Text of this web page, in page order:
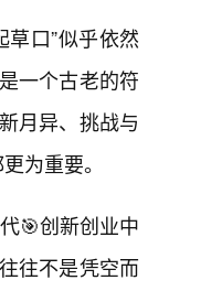
草口”似乎依然
一个古老的符
月异、挑战与
为重要。
🎯创新创业中
往不是凭空而